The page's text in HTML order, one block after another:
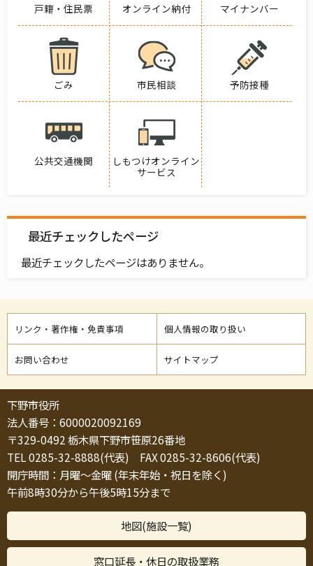
戸籍・住民票 オンライン納付 マイナンバー
ごみ 市民相談 予防接種
公共交通機関
しもつけオンライン
サービス
最近チェックしたページ
最近チェックしたページはありません。
リンク・著作権・免責事項 個人情報の取り扱い
お問い合わせ サイトマップ
下野市役所
法人番号：6000020092169
〒329-0492 栃木県下野市笹原26番地
TEL 0285-32-8888(代表) FAX 0285-32-8606(代表)
開庁時間：月曜～金曜 (年末年始・祝日を除く)
午前8時30分から午後5時15分まで
地図(施設一覧)
窓口延長・休日の取扱業務